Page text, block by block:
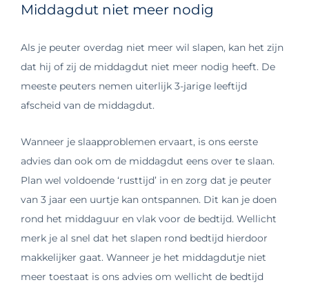
Middagdut niet meer nodig
Als je peuter overdag niet meer wil slapen, kan het zijn
dat hij of zij de middagdut niet meer nodig heeft. De
meeste peuters nemen uiterlijk 3-jarige leeftijd
afscheid van de middagdut.
Wanneer je slaapproblemen ervaart, is ons eerste
advies dan ook om de middagdut eens over te slaan.
Plan wel voldoende ‘rusttijd’ in en zorg dat je peuter
van 3 jaar een uurtje kan ontspannen. Dit kan je doen
rond het middaguur en vlak voor de bedtijd. Wellicht
merk je al snel dat het slapen rond bedtijd hierdoor
makkelijker gaat. Wanneer je het middagdutje niet
meer toestaat is ons advies om wellicht de bedtijd